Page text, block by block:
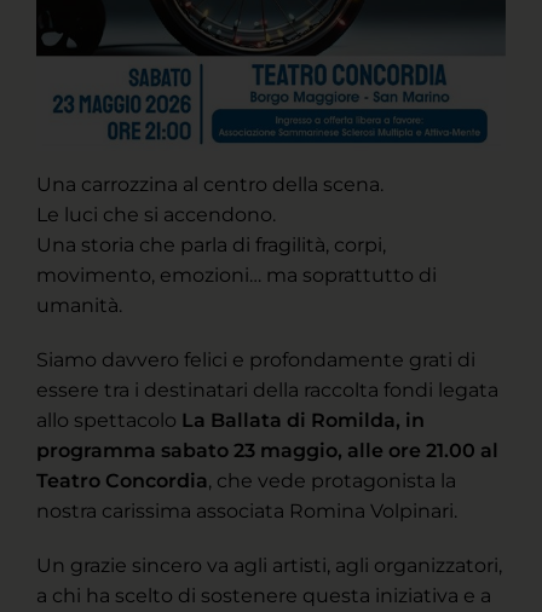
Una carrozzina al centro della scena.
Le luci che si accendono.
Una storia che parla di fragilità, corpi,
movimento, emozioni… ma soprattutto di
umanità.
Siamo davvero felici e profondamente grati di
essere tra i destinatari della raccolta fondi legata
allo spettacolo La Ballata di Romilda, in
programma sabato 23 maggio, alle ore 21.00 al
Teatro Concordia, che vede protagonista la
nostra carissima associata Romina Volpinari.
Un grazie sincero va agli artisti, agli organizzatori,
a chi ha scelto di sostenere questa iniziativa e a